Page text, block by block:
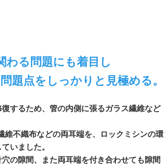
わる問題にも着目し
問題点をしっかりと見極める。
するため、管の内側に張るガラス繊維など
不織布などの両耳端を、ロックミシンの環
いました。
の隙間、また両耳端を付き合わせても隙間